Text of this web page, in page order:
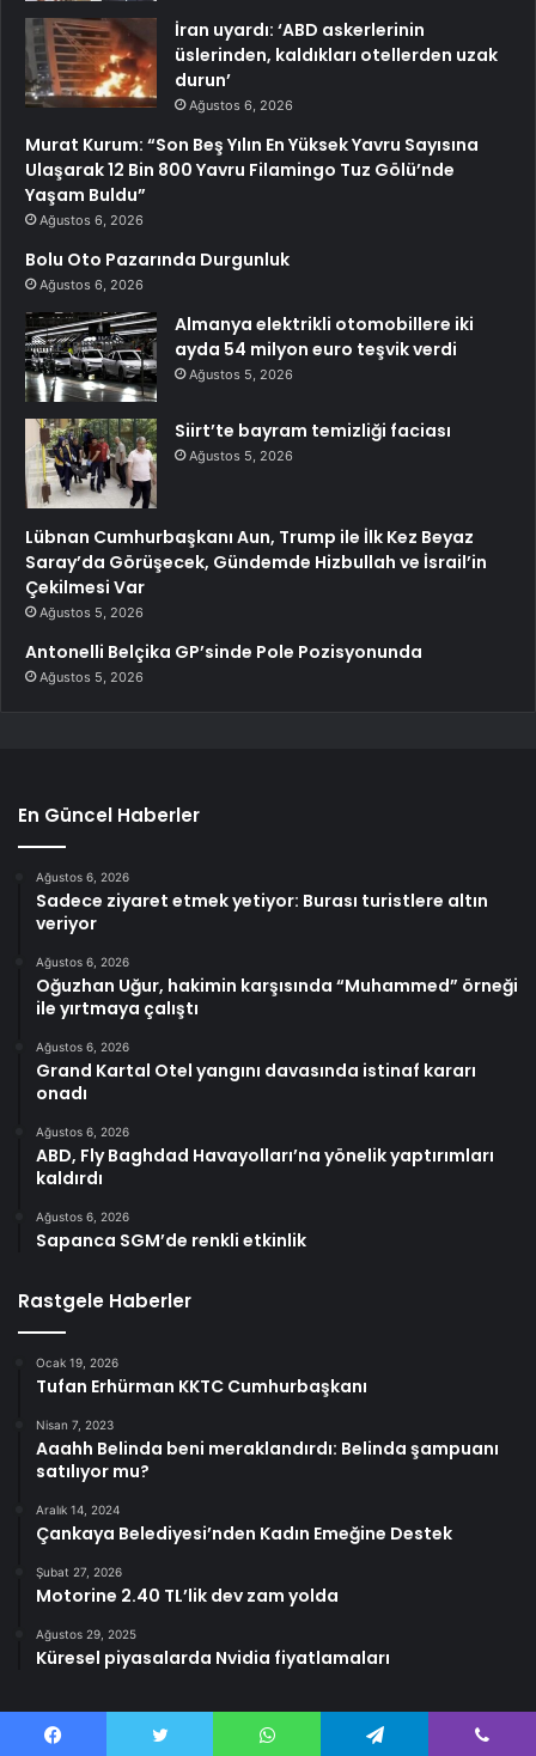
İran uyardı: ‘ABD askerlerinin
üslerinden, kaldıkları otellerden uzak
durun’
Ağustos 6, 2026
Murat Kurum: “Son Beş Yılın En Yüksek Yavru Sayısına
Ulaşarak 12 Bin 800 Yavru Filamingo Tuz Gölü’nde
Yaşam Buldu”
Ağustos 6, 2026
Bolu Oto Pazarında Durgunluk
Ağustos 6, 2026
Almanya elektrikli otomobillere iki
ayda 54 milyon euro teşvik verdi
Ağustos 5, 2026
Siirt’te bayram temizliği faciası
Ağustos 5, 2026
Lübnan Cumhurbaşkanı Aun, Trump ile İlk Kez Beyaz
Saray’da Görüşecek, Gündemde Hizbullah ve İsrail’in
Çekilmesi Var
Ağustos 5, 2026
Antonelli Belçika GP’sinde Pole Pozisyonunda
Ağustos 5, 2026
En Güncel Haberler
Ağustos 6, 2026
Sadece ziyaret etmek yetiyor: Burası turistlere altın
veriyor
Ağustos 6, 2026
Oğuzhan Uğur, hakimin karşısında “Muhammed” örneği
ile yırtmaya çalıştı
Ağustos 6, 2026
Grand Kartal Otel yangını davasında istinaf kararı
onadı
Ağustos 6, 2026
ABD, Fly Baghdad Havayolları’na yönelik yaptırımları
kaldırdı
Ağustos 6, 2026
Sapanca SGM’de renkli etkinlik
Rastgele Haberler
Ocak 19, 2026
Tufan Erhürman KKTC Cumhurbaşkanı
Nisan 7, 2023
Aaahh Belinda beni meraklandırdı: Belinda şampuanı
satılıyor mu?
Aralık 14, 2024
Çankaya Belediyesi’nden Kadın Emeğine Destek
Şubat 27, 2026
Motorine 2.40 TL’lik dev zam yolda
Ağustos 29, 2025
Küresel piyasalarda Nvidia fiyatlamaları